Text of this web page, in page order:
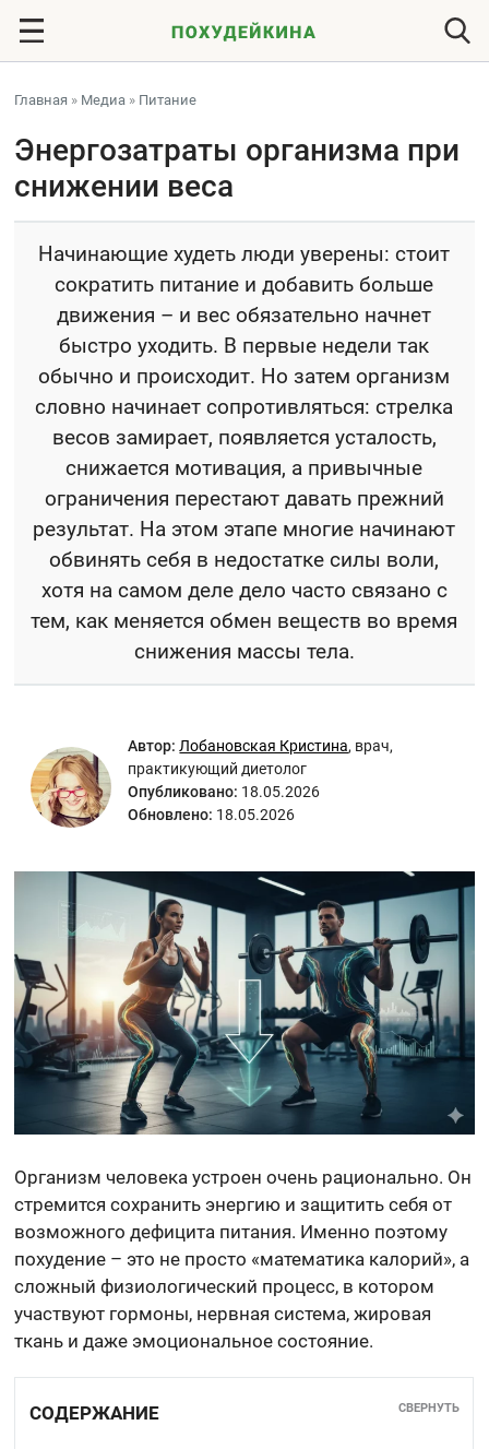
Главная » Медиа » Питание
Энергозатраты организма при
снижении веса
Начинающие худеть люди уверены: стоит
сократить питание и добавить больше
движения – и вес обязательно начнет
быстро уходить. В первые недели так
обычно и происходит. Но затем организм
словно начинает сопротивляться: стрелка
весов замирает, появляется усталость,
снижается мотивация, а привычные
ограничения перестают давать прежний
результат. На этом этапе многие начинают
обвинять себя в недостатке силы воли,
хотя на самом деле дело часто связано с
тем, как меняется обмен веществ во время
снижения массы тела.
Автор: Лобановская Кристина, врач,
практикующий диетолог
Опубликовано: 18.05.2026
Обновлено: 18.05.2026
Организм человека устроен очень рационально. Он
стремится сохранить энергию и защитить себя от
возможного дефицита питания. Именно поэтому
похудение – это не просто «математика калорий», а
сложный физиологический процесс, в котором
участвуют гормоны, нервная система, жировая
ткань и даже эмоциональное состояние.
СОДЕРЖАНИЕ СВЕРНУТЬ